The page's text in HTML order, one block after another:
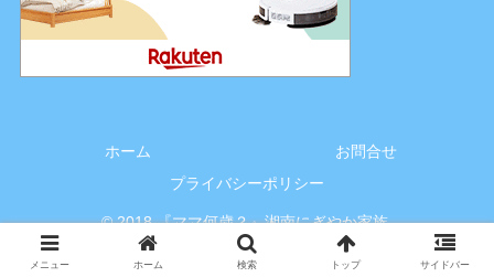
ホーム
お問合せ
プライバシーポリシー
© 2018 『ママ何歳？』湘南にぎやか家族.
メニュー ホーム 検索 トップ サイドバー